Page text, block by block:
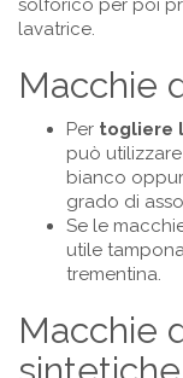
solforico per poi
lavatrice.
Macchie
Per togliere
può
bianco
grado di
Se le
utile
trementina.
Macchie